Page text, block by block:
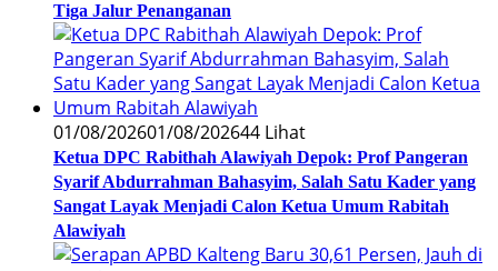
Tiga Jalur Penanganan
01/08/202601/08/202644 Lihat
Ketua DPC Rabithah Alawiyah Depok: Prof Pangeran
Syarif Abdurrahman Bahasyim, Salah Satu Kader yang
Sangat Layak Menjadi Calon Ketua Umum Rabitah
Alawiyah